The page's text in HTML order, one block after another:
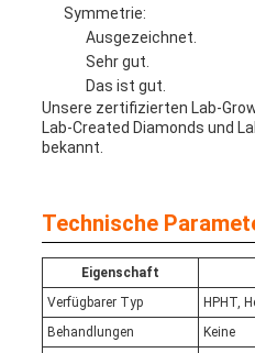
Symmetrie:
Ausgezeichnet.
Sehr gut.
Das ist gut.
Unsere zertifizierten Lab-
Lab-Created Diamonds und
bekannt.
Technische
Eigenschaft
Verfügbarer Typ
HPHT,
Behandlungen
Keine